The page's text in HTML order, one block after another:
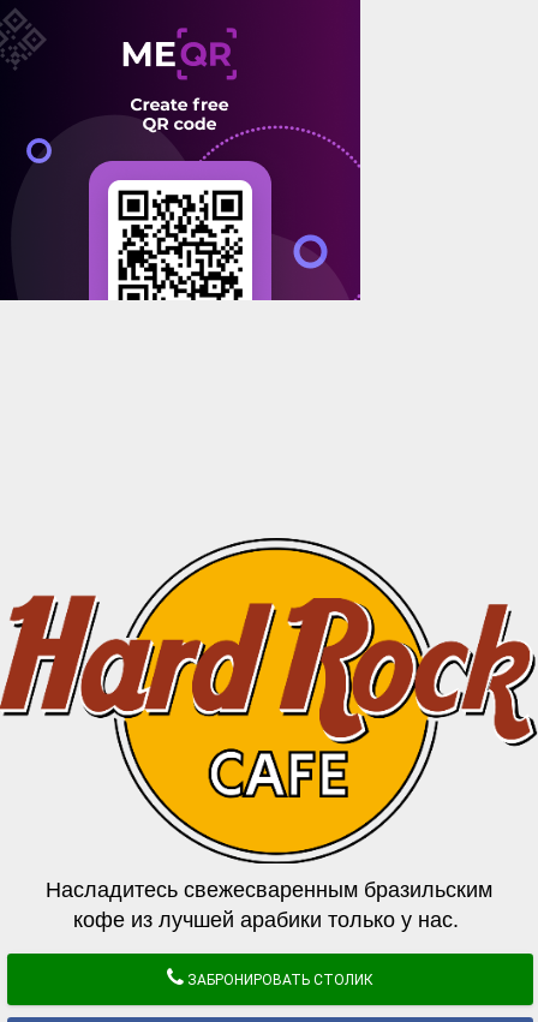
Насладитесь свежесваренным бразильским
кофе из лучшей арабики только у нас.
ЗАБРОНИРОВАТЬ СТОЛИК